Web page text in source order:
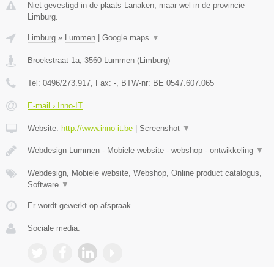
Niet gevestigd in de plaats Lanaken, maar wel in de provincie
Limburg.
Limburg » Lummen Google maps ▼
Broekstraat 1a, 3560 Lummen (Limburg)
Tel: 0496/273.917, Fax: -, BTW-nr: BE 0547.607.065
E-mail › Inno-IT
Website: http://www.inno-it.be Screenshot ▼
Webdesign Lummen - Mobiele website - webshop - ontwikkeling ▼
Webdesign, Mobiele website, Webshop, Online product catalogus,
Software ▼
Er wordt gewerkt op afspraak.
Sociale media: